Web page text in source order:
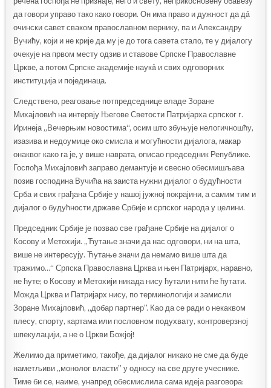
да говори управо тако како говори. Он има право и дужност да дâ
очински савет сваком православном вернику, па и Александру
Вучићу, који и не крије да му је до тога савета стало, те у дијалогу
очекује на првом месту одзив и ставове Српске Православне
Цркве, а потом Српске академије наукâ и свих одговорних
институција и појединаца.
Следствено, реаговање потпредседнице владе Зоране
Михајловић на интервју Његове Светости Патријарха српског г.
Иринеја „Вечерњим новостима“, осим што збуњује нелогичношћу,
изазива и недоумице око смисла и могућности дијалога, макар
онаквог како га је, у више наврата, описао председник Републике.
Госпођа Михајловић заправо демантује и свесно обесмишљава
позив господина Вучића на заиста нужни дијалог о будућности
Срба и свих грађана Србије у нашој јужној покрајини, а самим тим и
дијалог о будућности државе Србије и српског народа у целини.
Председник Србије је позвао све грађане Србије на дијалог о
Косову и Метохији. „Ћутање значи да нас одговори, ни на шта,
више не интересују. Ћутање значи да немамо више шта да
тражимо…“ Српска Православна Црква и њен Патријарх, наравно,
не ћуте; о Косову и Метохији никада нису ћутали нити ће ћутати.
Можда Црква и Патријарх нису, по терминологији и замисли
Зоране Михајловић, „добар партнер”. Као да се ради о некаквом
плесу, спорту, картама или пословном подухвату, контроверзној
шпекулацији, а не о Цркви Божјој!
Желимо да приметимо, такође, да дијалог никако не сме да буде
наметљиви „монолог власти” у односу на све друге учеснике.
Тиме би се, наиме, унапред обесмислила сама идеја разговора: